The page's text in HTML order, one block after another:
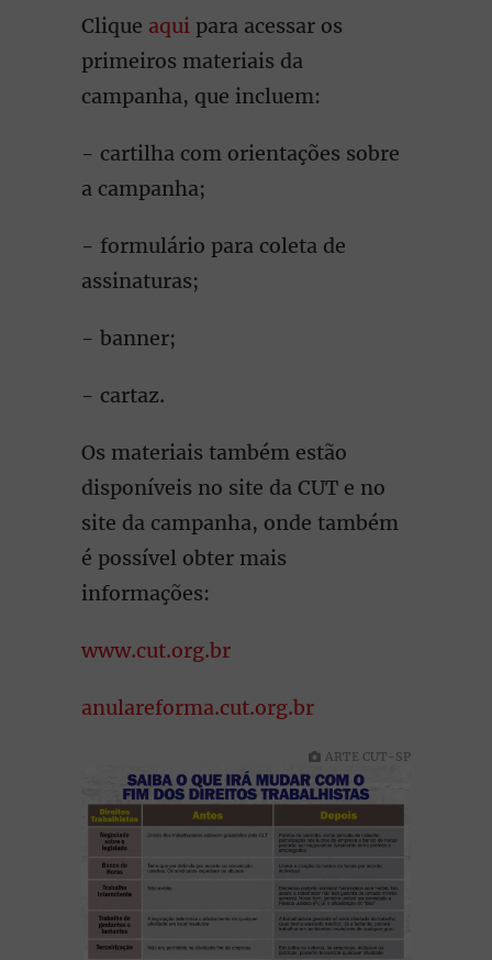
Clique aqui para acessar os
primeiros materiais da
campanha, que incluem:
- cartilha com orientações sobre
a campanha;
- formulário para coleta de
assinaturas;
- banner;
- cartaz.
Os materiais também estão
disponíveis no site da CUT e no
site da campanha, onde também
é possível obter mais
informações:
www.cut.org.br
anulareforma.cut.org.br
ARTE CUT-SP